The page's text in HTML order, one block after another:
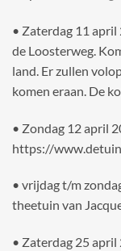
• Zaterdag 11 april
de Loosterweg.
land. Er zullen
komen eraan. De
• Zondag 12 april
https://
• vrijdag t/m
theetuin van
• Zaterdag 25 april